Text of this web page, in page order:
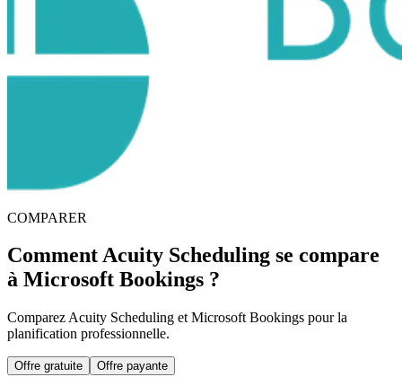
COMPARER
Comment Acuity Scheduling se compare
à Microsoft Bookings ?
Comparez Acuity Scheduling et Microsoft Bookings pour la
planification professionnelle.
Offre gratuite Offre payante